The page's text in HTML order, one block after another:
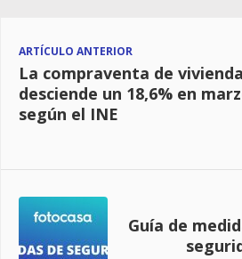
ARTÍCULO ANTERIOR
La compraventa de
desciende un 18,6% en
según el INE
Guía de